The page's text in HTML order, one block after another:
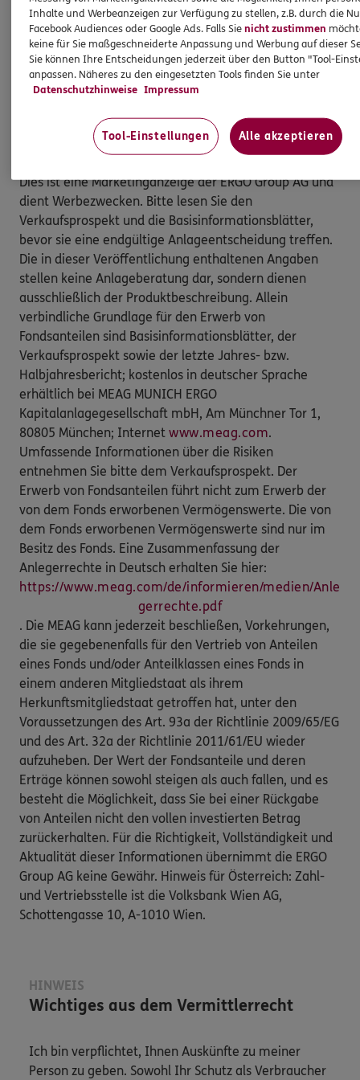
Depotgebühren) oder eventuelle steuerliche
Auswirkungen berücksichtigt, die das Anlageergebnis
schmälern
Kaufkraft im Vergleich zu 100 Euro im Jahr 2023
Dies ist eine Marketinganzeige der ERGO Group AG und
dient Werbezwecken. Bitte lesen Sie den
Verkaufsprospekt und die Basisinformationsblätter,
bevor sie eine endgültige Anlageentscheidung treffen.
Die in dieser Veröffentlichung enthaltenen Angaben
stellen keine Anlageberatung dar, sondern dienen
ausschließlich der Produktbeschreibung. Allein
verbindliche Grundlage für den Erwerb von
Fondsanteilen sind Basisinformationsblätter, der
Verkaufsprospekt sowie der letzte Jahres- bzw.
Halbjahresbericht; kostenlos in deutscher Sprache
erhältlich bei MEAG MUNICH ERGO
Kapitalanlagegesellschaft mbH, Am Münchner Tor 1,
80805 München; Internet www.meag.com.
Umfassende Informationen über die Risiken
entnehmen Sie bitte dem Verkaufsprospekt. Der
Erwerb von Fondsanteilen führt nicht zum Erwerb der
von dem Fonds erworbenen Vermögenswerte. Die von
dem Fonds erworbenen Vermögenswerte sind nur im
Besitz des Fonds. Eine Zusammenfassung der
Anlegerrechte in Deutsch erhalten Sie hier:
https://www.meag.com/de/informieren/medien/Anle
gerrechte.pdf
. Die MEAG kann jederzeit beschließen, Vorkehrungen,
die sie gegebenenfalls für den Vertrieb von Anteilen
eines Fonds und/oder Anteilklassen eines Fonds in
einem anderen Mitgliedstaat als ihrem
Herkunftsmitgliedstaat getroffen hat, unter den
Voraussetzungen des Art. 93a der Richtlinie 2009/65/EG
und des Art. 32a der Richtlinie 2011/61/EU wieder
aufzuheben. Der Wert der Fondsanteile und deren
Erträge können sowohl steigen als auch fallen, und es
besteht die Möglichkeit, dass Sie bei einer Rückgabe
von Anteilen nicht den vollen investierten Betrag
zurückerhalten. Für die Richtigkeit, Vollständigkeit und
Aktualität dieser Informationen übernimmt die ERGO
Group AG keine Gewähr. Hinweis für Österreich: Zahl-
und Vertriebsstelle ist die Volksbank Wien AG,
Schottengasse 10, A-1010 Wien.
HINWEIS
Wichtiges aus dem Vermittlerrecht
Ich bin verpflichtet, Ihnen Auskünfte zu meiner
Person zu geben. Sowohl Ihr Schutz als Verbraucher
Inhalte und Werbeanzeigen zur Verfügung zu stellen, z.B. durch die
Facebook Audiences oder Google Ads. Falls Sienicht zustimmen
keine für Sie maßgeschneiderte Anpassung und Werbung auf dieser
Sie können Ihre Entscheidungen jederzeit über den Button "Tool-
anpassen. Näheres zu den eingesetzten Tools finden Sie unter
Datenschutzhinweise Impressum
Tool-Einstellungen Alle akzeptieren